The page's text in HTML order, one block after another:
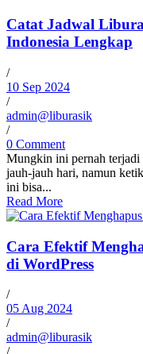
Catat Jadwal
Indonesia Lengkap
/
10 Sep 2024
/
admin@liburasik
/
0 Comment
Mungkin ini pernah terjadi
jauh-jauh hari, namun
ini bisa...
Read More
Cara Efektif
di WordPress
/
05 Aug 2024
/
admin@liburasik